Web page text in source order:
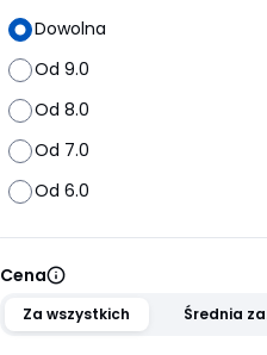
Dowolna
Od 9.0
Od 8.0
Od 7.0
Od 6.0
Cena
Za wszystkich
Średnia za